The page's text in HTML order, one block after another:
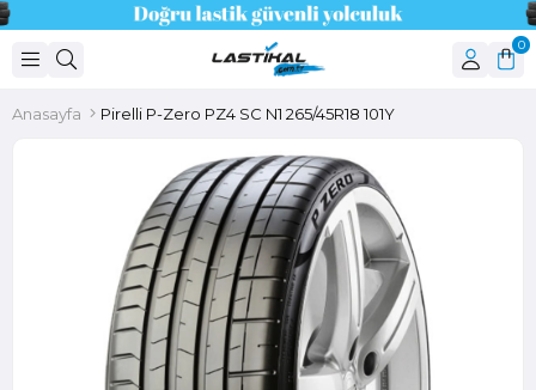
0
Anasayfa Pirelli P-Zero PZ4 SC N1 265/45R18 101Y